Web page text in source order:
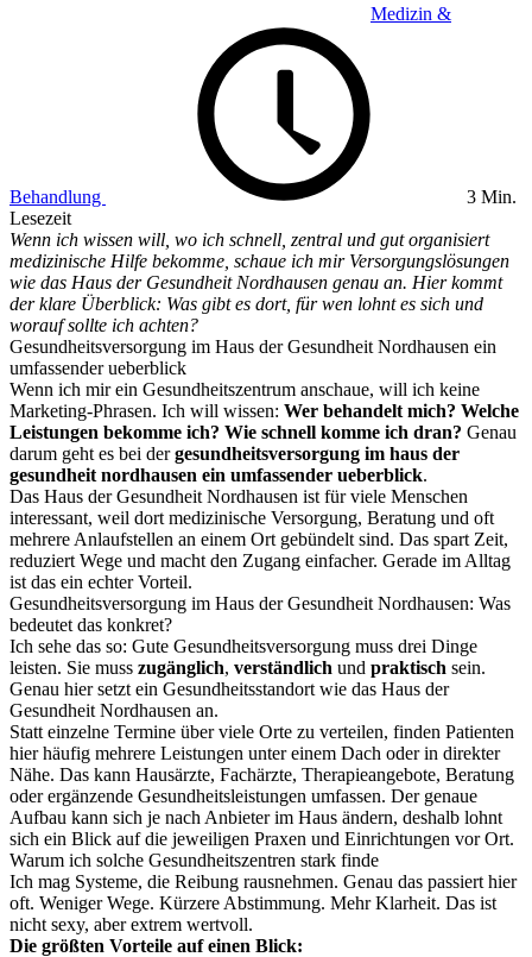
Medizin &
Behandlung
3 Min.
Lesezeit
Wenn ich wissen will, wo ich schnell, zentral und gut organisiert
medizinische Hilfe bekomme, schaue ich mir Versorgungslösungen
wie das Haus der Gesundheit Nordhausen genau an. Hier kommt
der klare Überblick: Was gibt es dort, für wen lohnt es sich und
worauf sollte ich achten?
Gesundheitsversorgung im Haus der Gesundheit Nordhausen ein
umfassender ueberblick
Wenn ich mir ein Gesundheitszentrum anschaue, will ich keine
Marketing-Phrasen. Ich will wissen: Wer behandelt mich? Welche
Leistungen bekomme ich? Wie schnell komme ich dran? Genau
darum geht es bei dergesundheitsversorgung im haus der
gesundheit nordhausen ein umfassender ueberblick.
Das Haus der Gesundheit Nordhausen ist für viele Menschen
interessant, weil dort medizinische Versorgung, Beratung und oft
mehrere Anlaufstellen an einem Ort gebündelt sind. Das spart Zeit,
reduziert Wege und macht den Zugang einfacher. Gerade im Alltag
ist das ein echter Vorteil.
Gesundheitsversorgung im Haus der Gesundheit Nordhausen: Was
bedeutet das konkret?
Ich sehe das so: Gute Gesundheitsversorgung muss drei Dinge
leisten. Sie muss zugänglich, verständlich und praktisch sein.
Genau hier setzt ein Gesundheitsstandort wie das Haus der
Gesundheit Nordhausen an.
Statt einzelne Termine über viele Orte zu verteilen, finden Patienten
hier häufig mehrere Leistungen unter einem Dach oder in direkter
Nähe. Das kann Hausärzte, Fachärzte, Therapieangebote, Beratung
oder ergänzende Gesundheitsleistungen umfassen. Der genaue
Aufbau kann sich je nach Anbieter im Haus ändern, deshalb lohnt
sich ein Blick auf die jeweiligen Praxen und Einrichtungen vor Ort.
Warum ich solche Gesundheitszentren stark finde
Ich mag Systeme, die Reibung rausnehmen. Genau das passiert hier
oft. Weniger Wege. Kürzere Abstimmung. Mehr Klarheit. Das ist
nicht sexy, aber extrem wertvoll.
Die größten Vorteile auf einen Blick: